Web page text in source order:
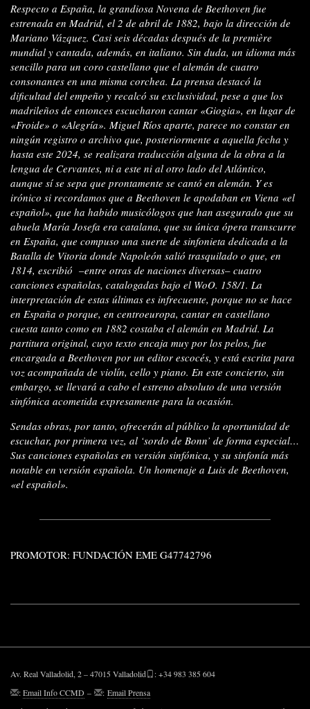
Respecto a España, la grandiosa Novena de Beethoven fue
estrenada en Madrid, el 2 de abril de 1882, bajo la dirección de
Mariano Vázquez. Casi seis décadas después de la première
mundial y cantada, además, en italiano. Sin duda, un idioma más
sencillo para un coro castellano que el alemán de cuatro
consonantes en una misma corchea. La prensa destacó la
dificultad del empeño y recalcó su exclusividad, pese a que los
madrileños de entonces escucharon cantar «Giogia», en lugar de
«Froide» o «Alegría». Miguel Ríos aparte, parece no constar en
ningún registro o archivo que, posteriormente a aquella fecha y
hasta este 2024, se realizara traducción alguna de la obra a la
lengua de Cervantes, ni a este ni al otro lado del Atlántico,
aunque sí se sepa que prontamente se cantó en alemán. Y es
irónico si recordamos que a Beethoven le apodaban en Viena «el
español», que ha habido musicólogos que han asegurado que su
abuela María Josefa era catalana, que su única ópera transcurre
en España, que compuso una suerte de sinfonieta dedicada a la
Batalla de Vitoria donde Napoleón salió trasquilado o que, en
1814, escribió –entre otras de naciones diversas– cuatro
canciones españolas, catalogadas bajo el WoO. 158/1. La
interpretación de estas últimas es infrecuente, porque no se hace
en España o porque, en centroeuropa, cantar en castellano
cuesta tanto como en 1882 costaba el alemán en Madrid. La
partitura original, cuyo texto encaja muy por los pelos, fue
encargada a Beethoven por un editor escocés, y está escrita para
voz acompañada de violín, cello y piano. En este concierto, sin
embargo, se llevará a cabo el estreno absoluto de una versión
sinfónica acometida expresamente para la ocasión.
Sendas obras, por tanto, ofrecerán al público la oportunidad de
escuchar, por primera vez, al ‘sordo de Bonn’ de forma especial…
Sus canciones españolas en versión sinfónica, y su sinfonía más
notable en versión española. Un homenaje a Luis de Beethoven,
«el español».
PROMOTOR: FUNDACIÓN EME G47742796
Av. Real Valladolid, 2 – 47015 Valladolid
: +34 983 385 604
:Email Info CCMD – : Email Prensa